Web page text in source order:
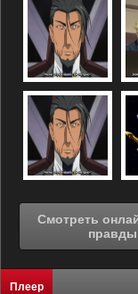
Смотреть онлайн Детское подразделение:
Плеер